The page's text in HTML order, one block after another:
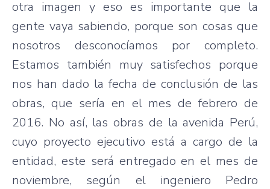
otra imagen y eso es importante que la
gente vaya sabiendo, porque son cosas que
nosotros desconocíamos por completo.
Estamos también muy satisfechos porque
nos han dado la fecha de conclusión de las
obras, que sería en el mes de febrero de
2016. No así, las obras de la avenida Perú,
cuyo proyecto ejecutivo está a cargo de la
entidad, este será entregado en el mes de
noviembre, según el ingeniero Pedro